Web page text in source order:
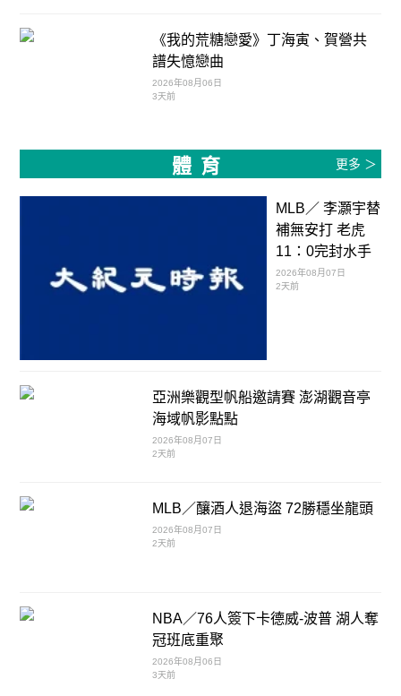
《我的荒糖戀愛》丁海寅、賀營共
譜失憶戀曲
2026年08月06日
3天前
體育 更多 ＞
MLB／ 李灝宇替
補無安打 老虎
11：0完封水手
2026年08月07日
2天前
亞洲樂觀型帆船邀請賽 澎湖觀音亭
海域帆影點點
2026年08月07日
2天前
MLB／釀酒人退海盜 72勝穩坐龍頭
2026年08月07日
2天前
NBA／76人簽下卡德威-波普 湖人奪
冠班底重聚
2026年08月06日
3天前